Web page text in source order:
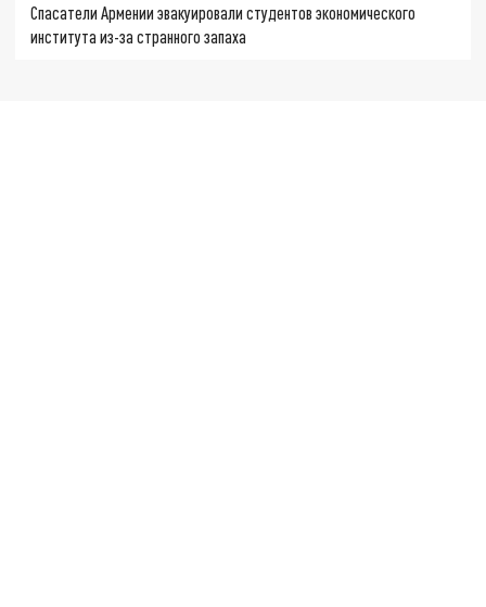
Спасатели Армении эвакуировали студентов экономического
института из-за странного запаха